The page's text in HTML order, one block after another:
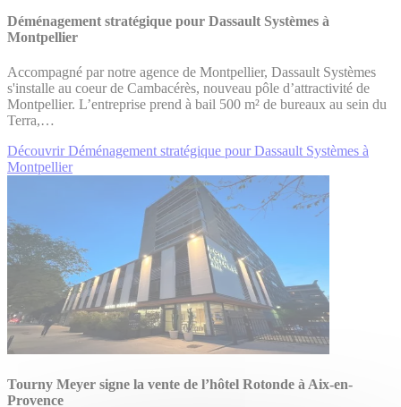
Déménagement stratégique pour Dassault Systèmes à
Montpellier
Accompagné par notre agence de Montpellier, Dassault Systèmes
s'installe au coeur de Cambacérès, nouveau pôle d’attractivité de
Montpellier. L’entreprise prend à bail 500 m² de bureaux au sein du
Terra,…
Découvrir Déménagement stratégique pour Dassault Systèmes à
Montpellier
Tourny Meyer signe la vente de l’hôtel Rotonde à Aix-en-
Provence